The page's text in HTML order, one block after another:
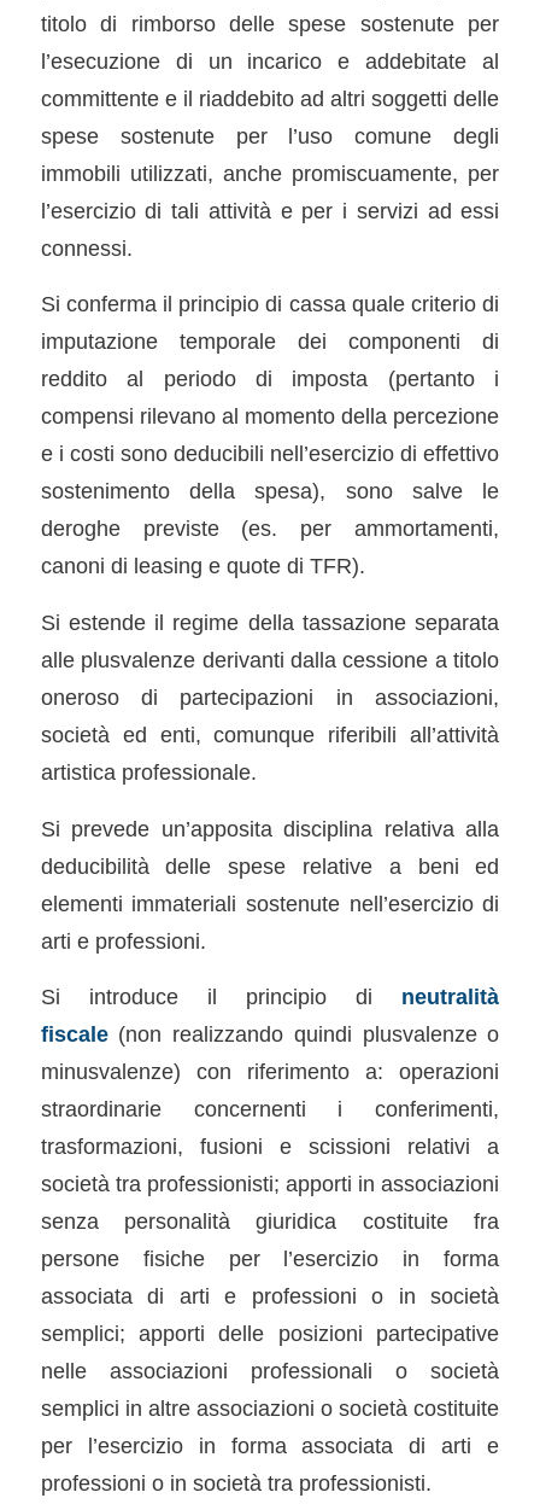
titolo di rimborso delle spese sostenute per
l’esecuzione di un incarico e addebitate al
committente e il riaddebito ad altri soggetti delle
spese sostenute per l’uso comune degli
immobili utilizzati, anche promiscuamente, per
l’esercizio di tali attività e per i servizi ad essi
connessi.
Si conferma il principio di cassa quale criterio di
imputazione temporale dei componenti di
reddito al periodo di imposta (pertanto i
compensi rilevano al momento della percezione
e i costi sono deducibili nell’esercizio di effettivo
sostenimento della spesa), sono salve le
deroghe previste (es. per ammortamenti,
canoni di leasing e quote di TFR).
Si estende il regime della tassazione separata
alle plusvalenze derivanti dalla cessione a titolo
oneroso di partecipazioni in associazioni,
società ed enti, comunque riferibili all’attività
artistica professionale.
Si prevede un’apposita disciplina relativa alla
deducibilità delle spese relative a beni ed
elementi immateriali sostenute nell’esercizio di
arti e professioni.
Si introduce il principio di neutralità
fiscale(non realizzando quindi plusvalenze o
minusvalenze) con riferimento a: operazioni
straordinarie concernenti i conferimenti,
trasformazioni, fusioni e scissioni relativi a
società tra professionisti; apporti in associazioni
senza personalità giuridica costituite fra
persone fisiche per l’esercizio in forma
associata di arti e professioni o in società
semplici; apporti delle posizioni partecipative
nelle associazioni professionali o società
semplici in altre associazioni o società costituite
per l’esercizio in forma associata di arti e
professioni o in società tra professionisti.